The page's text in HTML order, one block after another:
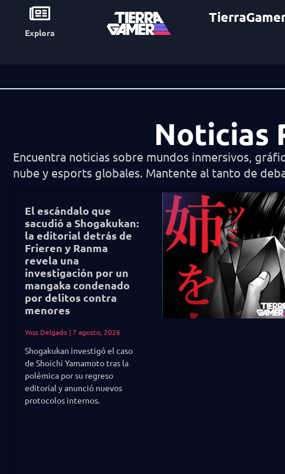
Explora
Noticias
Encuentra noticias sobre mundos inmersivos,
nube y esports globales. Mantente al tanto de
El escándalo que
sacudió a Shogakukan:
la editorial detrás de
Frieren y Ranma
revela una
investigación por un
mangaka condenado
por delitos contra
menores
Yoss Delgado 7 agosto, 2026
Shogakukan investigó el caso
de Shoichi Yamamoto tras la
polémica por su regreso
editorial y anunció nuevos
protocolos internos.